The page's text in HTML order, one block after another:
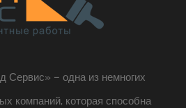
Сервис» – одна из немногих
компаний, которая способна